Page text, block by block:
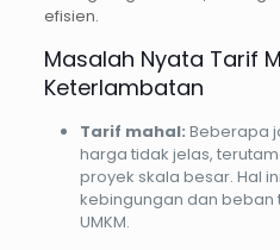
efisien.
Masalah Nyata Tarif
Keterlambatan
Tarif mahal: Beberapa
harga tidak jelas,
proyek skala besar. Hal
kebingungan dan
UMKM.